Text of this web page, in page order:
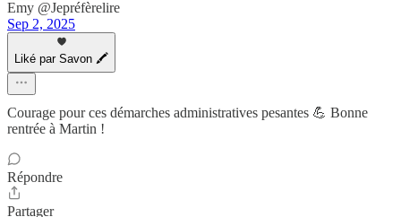
Emy @Jepréfèrelire
Sep 2, 2025
Liké par Savon 🖍
Courage pour ces démarches administratives pesantes 💪 Bonne
rentrée à Martin !
Répondre
Partager